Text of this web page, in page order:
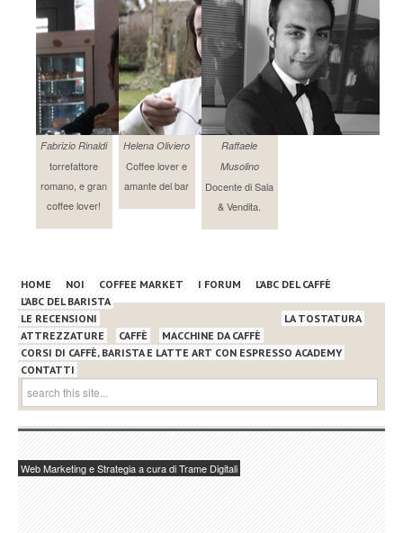
Fabrizio Rinaldi
torrefattore
romano, e gran
coffee lover!
Helena Oliviero
Coffee lover e
amante del bar
Raffaele
Musolino
Docente di Sala
& Vendita.
HOME NOI COFFEE MARKET I FORUM
L’ABC DEL CAFFÈ
L’ABC DEL BARISTA
LE RECENSIONI
ATTREZZATURE
CAFFÈ MACCHINE DA CAFFÈ
LA TOSTATURA
CORSI DI CAFFÈ, BARISTA E LATTE ART CON ESPRESSO ACADEMY
CONTATTI
Web Marketing e Strategia a cura di Trame Digitali